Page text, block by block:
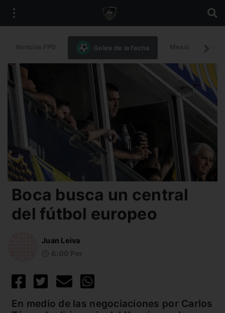
Goles de la fecha
Boca busca un central
del fútbol europeo
Juan Leiva
En medio de las negociaciones por Carlos